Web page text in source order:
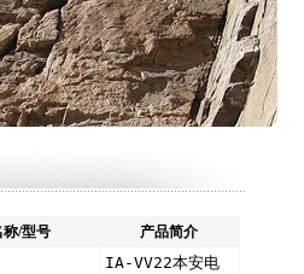
称/型号 产品简介